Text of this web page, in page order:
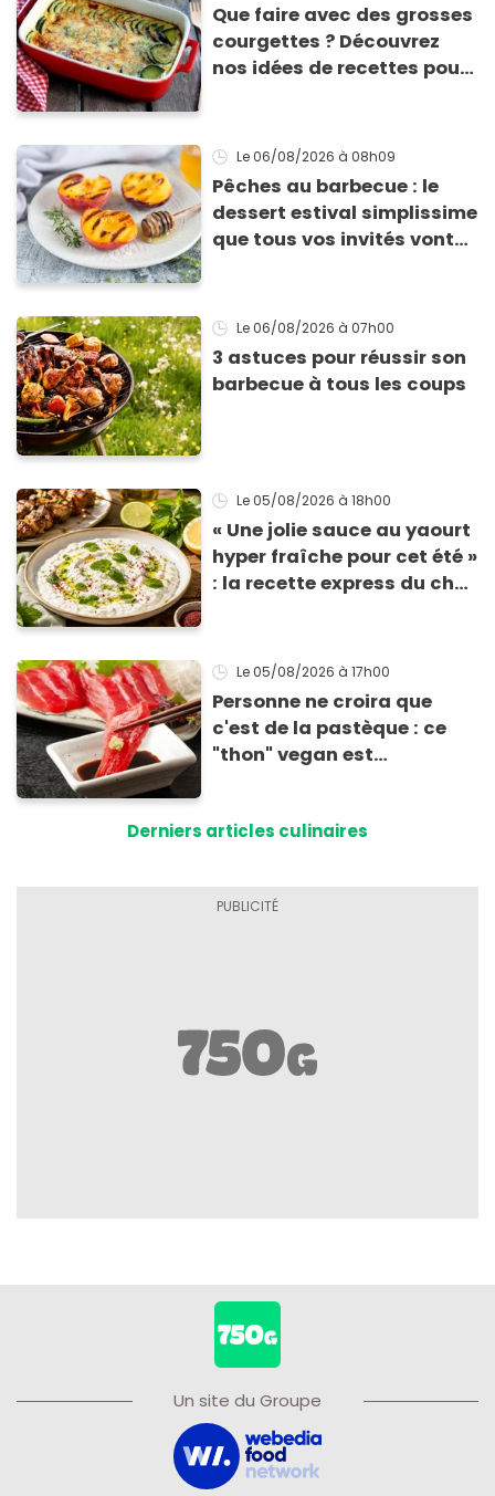
Que faire avec des grosses
courgettes ? Découvrez
nos idées de recettes pour
Le 06/08/2026 à 08h09
Pêches au barbecue : le
dessert estival simplissime
que tous vos invités vont
Le 06/08/2026 à 07h00
3 astuces pour réussir son
barbecue à tous les coups
Le 05/08/2026 à 18h00
« Une jolie sauce au yaourt
hyper fraîche pour cet été »
: la recette express du chef
grillades
Le 05/08/2026 à 17h00
Personne ne croira que
c'est de la pastèque : ce
"thon" vegan est
Derniers articles culinaires
Un site du Groupe